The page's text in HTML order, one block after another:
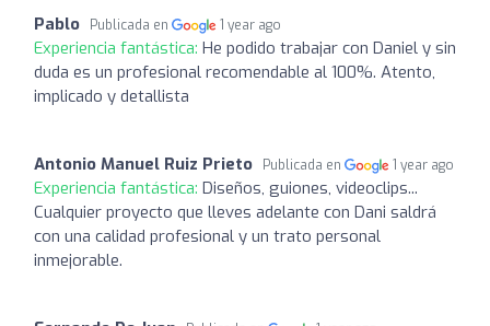
Pablo Publicada en 1 year ago
Experiencia fantástica: He podido trabajar con Daniel y sin
duda es un profesional recomendable al 100%. Atento,
implicado y detallista
Antonio Manuel Ruiz Prieto Publicada en 1 year ago
Experiencia fantástica: Diseños, guiones, videoclips...
Cualquier proyecto que lleves adelante con Dani saldrá
con una calidad profesional y un trato personal
inmejorable.